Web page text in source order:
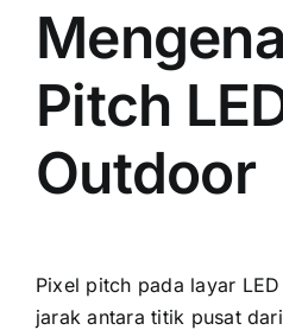
Pitch
Outdoor
Pixel pitch раdа layar
jarak аntаrа titik pusat